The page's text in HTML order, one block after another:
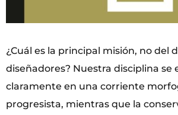
¿Cuál es la principal misión, no del
diseñadores? Nuestra disciplina se
claramente en una corriente
progresista, mientras que la